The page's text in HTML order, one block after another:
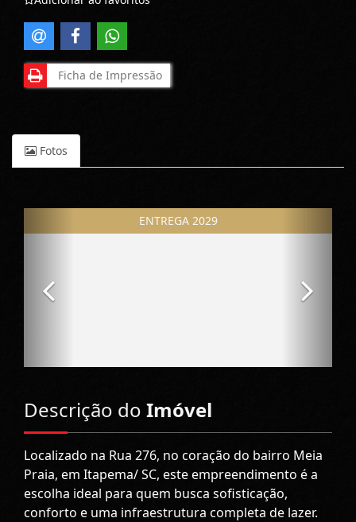
Ficha de Impressão
Fotos
Descrição do Imóvel
Localizado na Rua 276, no coração do bairro Meia
Praia, em Itapema/ SC, este empreendimento é a
escolha ideal para quem busca sofisticação,
conforto e uma infraestrutura completa de lazer.